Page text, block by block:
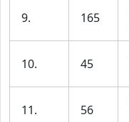
9. 165
10. 45
11. 56